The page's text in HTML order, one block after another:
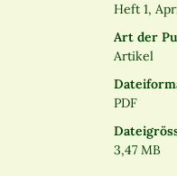
Heft 1,
Art der
Artikel
PDF
3,47 MB